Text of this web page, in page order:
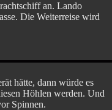
an. Lando
Die Weiterreise wird
hätte, dann würde es
Höhlen werden. Und
Spinnen.